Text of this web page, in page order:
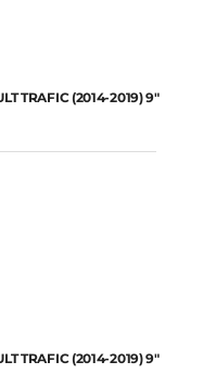
TRAFIC (2014-2019) 9″
TRAFIC (2014-2019) 9″